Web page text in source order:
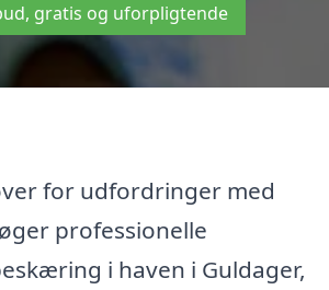
gratis og uforpligtende
for udfordringer med
professionelle
i haven i Guldager,